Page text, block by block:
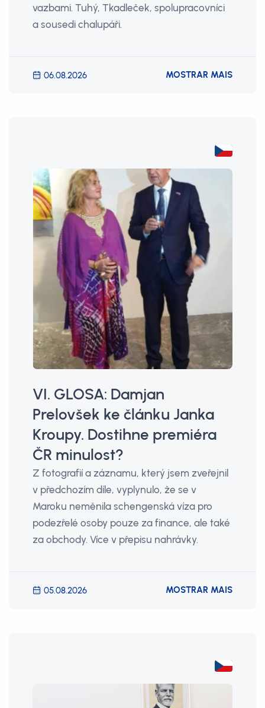
vazbami. Tuhý, Tkadleček, spolupracovníci
a sousedi chalupáři.
06.08.2026 MOSTRAR MAIS
VI. GLOSA: Damjan
Prelovšek ke článku Janka
Kroupy. Dostihne premiéra
ČR minulost?
Z fotografií a záznamu, který jsem zveřejnil
v předchozím díle, vyplynulo, že se v
Maroku neměnila schengenská víza pro
podezřelé osoby pouze za finance, ale také
za obchody. Více v přepisu nahrávky.
05.08.2026 MOSTRAR MAIS